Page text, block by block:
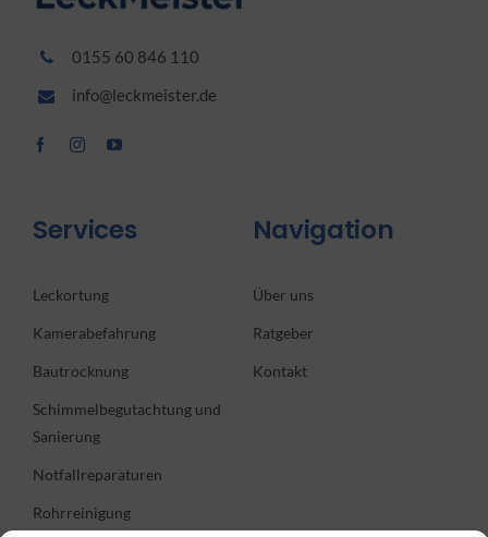
0155 60 846 110
info@leckmeister.de
Services
Leckortung
Kamerabefahrung
Bautrocknung
Schimmelbegutachtung und
Sanierung
Notfallreparaturen
Rohrreinigung
Navigation
Über uns
Ratgeber
Kontakt